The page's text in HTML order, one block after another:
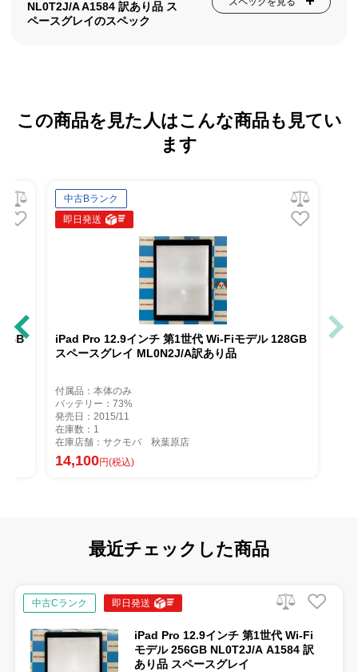
NL0T2J/A A1584 訳あり品 ス
ペースグレイのスペック
この商品を見た人はこんな商品も見てい
ます
128GB
中古Bランク
即日発送
iPad Pro 12.9インチ 第1世代 Wi-Fiモデル 128GB
スペースグレイ ML0N2J/A訳あり品
付属品：本体のみ
バッテリー：73%
発売日：2015/11
在庫数：1
在庫店舗：サクモバ 秋葉原店
14,100円(税込)
最近チェックした商品
中古Cランク 即日発送
iPad Pro 12.9インチ 第1世代 Wi-Fi
モデル 256GB NL0T2J/A A1584 訳
あり品 スペースグレイ